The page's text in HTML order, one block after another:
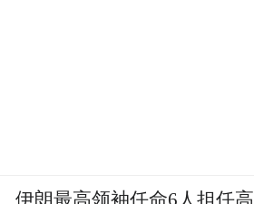
伊朗最高领袖任命6人担任高